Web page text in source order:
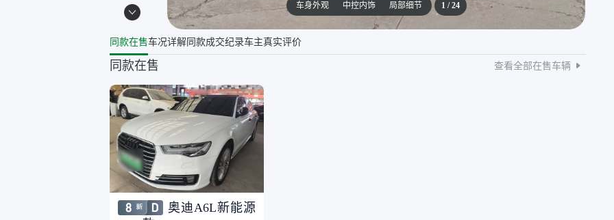
车身外观 中控内饰 局部细节 1/24
同款在售车况详解同款成交纪录车主真实评价
同款在售 查看全部在售车辆
奥迪A6L新能源